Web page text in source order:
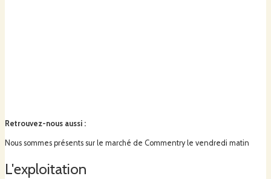
Retrouvez-nous aussi :
Nous sommes présents sur le marché de Commentry le vendredi matin
L'exploitation